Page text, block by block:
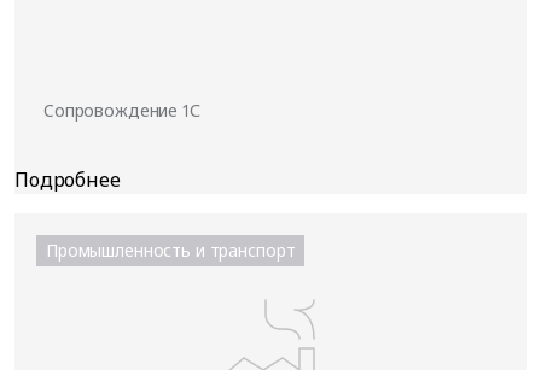
Cопровождение 1С
Промышленность и транспорт